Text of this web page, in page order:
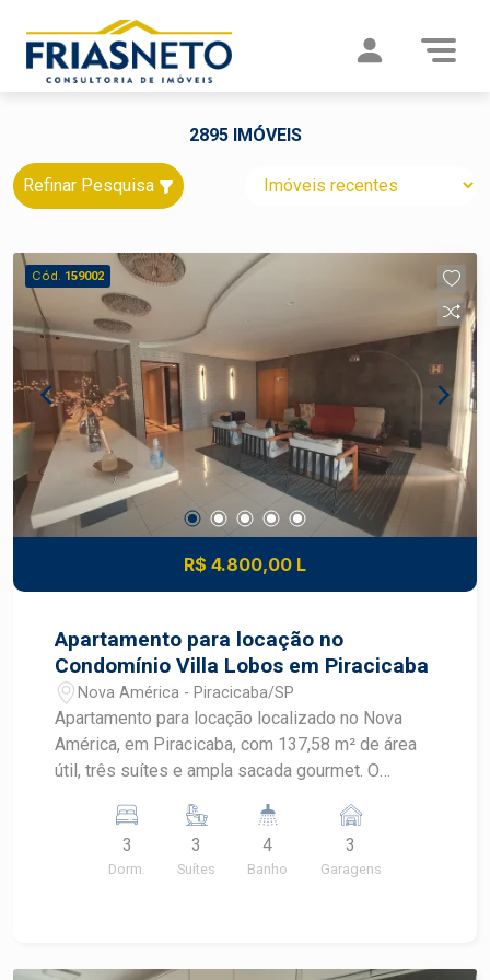
2895 IMÓVEIS
Refinar Pesquisa
Cód. 159002
R$ 4.800,00 L
Apartamento para locação no
Condomínio Villa Lobos em Piracicaba
Nova América - Piracicaba/SP
Apartamento para locação localizado no Nova
América, em Piracicaba, com 137,58 m² de área
útil, três suítes e ampla sacada gourmet. O
condomínio completo, com lazer diversificado e
portaria 24 horas. CARACTERÍSTICAS DO
IMÓVEL - Área útil de 137,58 m² - 3 dormitórios,
3
Dorm.
3
Suítes
4
Banho
3
Garagens